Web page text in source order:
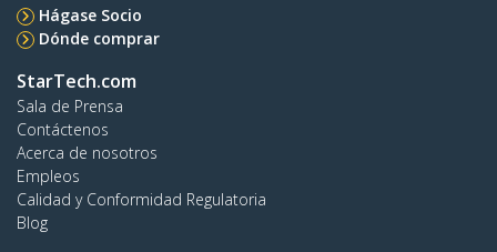
Hágase Socio
Dónde comprar
StarTech.com
Sala de Prensa
Contáctenos
Acerca de nosotros
Empleos
Calidad y Conformidad Regulatoria
Blog